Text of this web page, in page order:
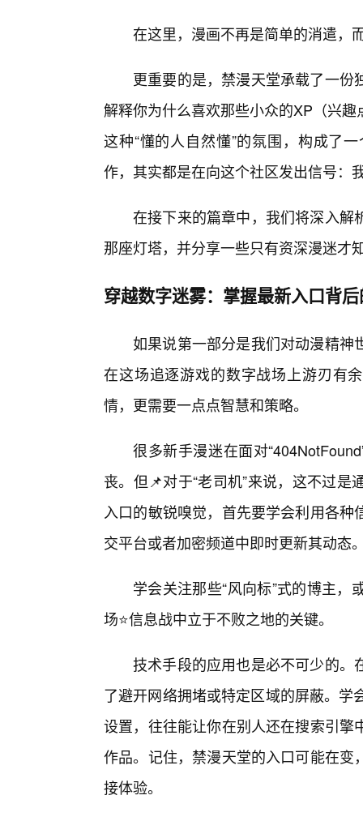
在这里，漫画不再是简单的消遣，
更重要的是，禁漫天堂承载了一
解释你为什么喜欢那些小众的XP（兴
这种“懂的人自然懂”的氛围，构成了
作，其实都是在向这个社区发出信号：
在接下来的篇章中，我们将深入解
那座灯塔，并分享一些只有资深漫迷才
穿越数字迷雾：掌握最新入口背
如果说第一部分是我们对动漫精神
在这场追逐游戏的数字战场上游刃有
情，更需要一点点智慧和策略。
很多新手漫迷在面对
丧。但📌对于“老司机”来说，这不过
入口的敏锐嗅觉，首先要学会利用各
交平台或者加密频道中即时更新其动态
学会关注那些“风向标”式的博主
场⭐信息战中立于不败之地的关键。
技术手段的应用也是必不可少的。
了避开网络拥堵或特定区域的屏蔽。
设置，往往能让你在别人还在搜索引
作品。记住，禁漫天堂的入口可能在
接体验。